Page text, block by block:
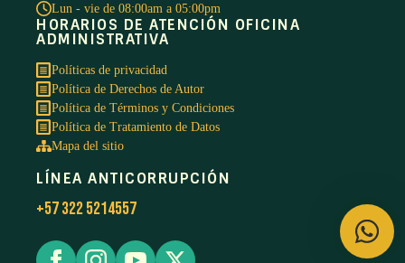
Lun - vie de 08:00am a 05:00pm
HORARIOS DE ATENCIÓN OFICINA
ADMINISTRATIVA
Políticas de privacidad
Política de Derechos de Autor
Política de Términos y Condiciones
Política de Tratamiento de Datos
Mapa del sitio
LÍNEA ANTICORRUPCIÓN
+57 322 5214557